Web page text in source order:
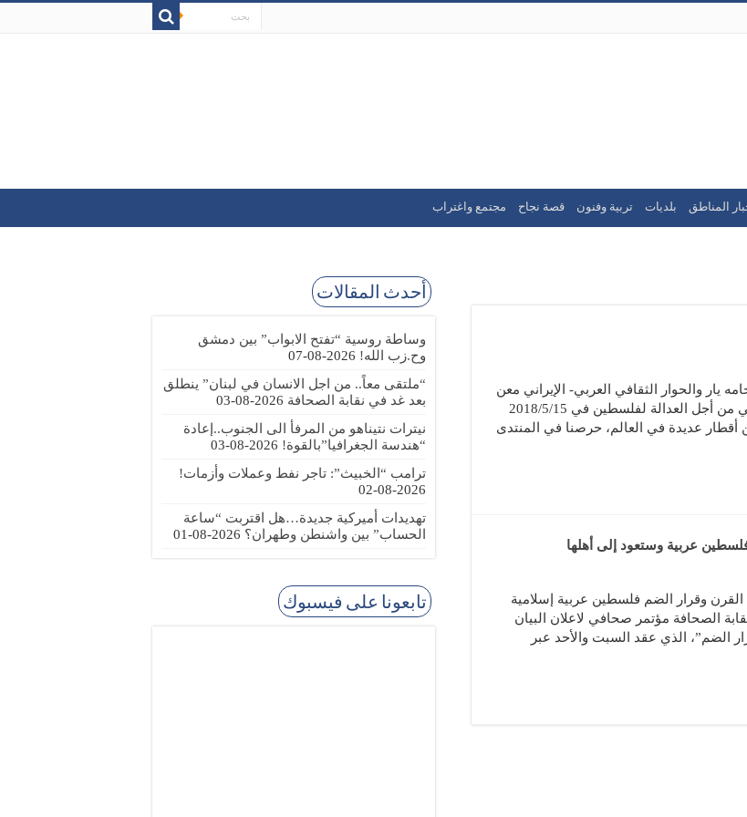
المناطق بلديات تربية وفنون قصة نجاح مجتمع واغتراب
يار والحوار الثقافي العربي- الإيراني معن
بشور خلال انعقاد الدورة الخامسة للمنتدى العربي الدولي من أجل العدالة لفلسطين في 2018/5/15
عديدة في العالم، حرصنا في المنتدى
عربية وستعود إلى أهلها
وقرار الضم فلسطين عربية إسلامية
الصحافة مؤتمر صحافي لاعلان البيان
الضم”، الذي عقد السبت والأحد عبر
أحدث المقالات
وساطة روسية “تفتح الابواب” بين دمشق
وح.زب الله! 2026-08-07
“ملتقى معاً.. من اجل الانسان في لبنان” ينطلق
بعد غد في نقابة الصحافة 2026-08-03
نيترات نتيناهو من المرفأ الى الجنوب..إعادة
“هندسة الجغرافيا”بالقوة! 2026-08-03
ترامب “الخبيث”: تاجر نفط وعملات وأزمات!
2026-08-02
تهديدات أميركية جديدة…هل اقتربت “ساعة
الحساب” بين واشنطن وطهران؟ 2026-08-01
تابعونا على فيسبوك